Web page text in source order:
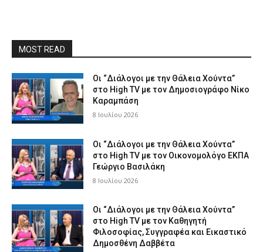
MOST READ
Οι “Διάλογοι με την Θάλεια Χούντα”
στο High TV με τον Δημοσιογράφο Νίκο
Καραμπάση
8 Ιουλίου 2026
Οι “Διάλογοι με την Θάλεια Χούντα”
στο High TV με τον Οικονομολόγο ΕΚΠΑ
Γεώργιο Βασιλάκη
8 Ιουλίου 2026
Οι “Διάλογοι με την Θάλεια Χούντα”
στο High TV με τον Καθηγητή
Φιλοσοφίας, Συγγραφέα και Εικαστικό
Δημοσθένη Δαββέτα